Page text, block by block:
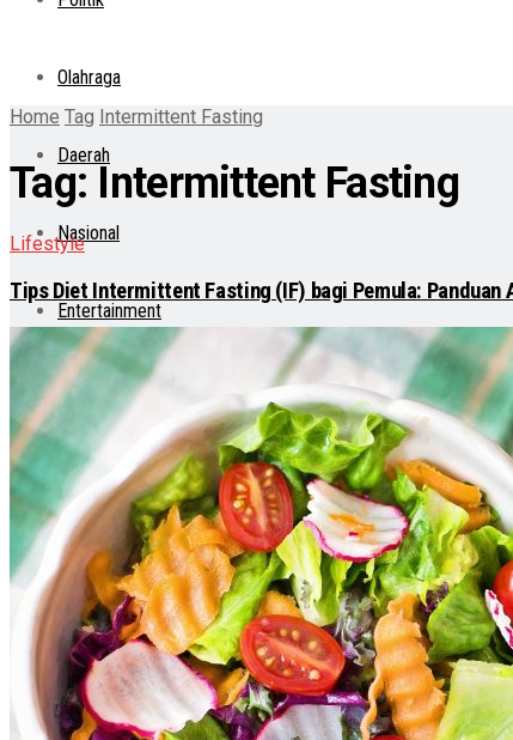
Olahraga
Daerah
Nasional
Entertainment
Teknologi
Otomotif
Lainnya
Lifestyle
Internasional
Home Tag Intermittent Fasting
Tag: Intermittent Fasting
Lifestyle
Tips Diet Intermittent Fasting (IF) bagi Pemula: Panduan